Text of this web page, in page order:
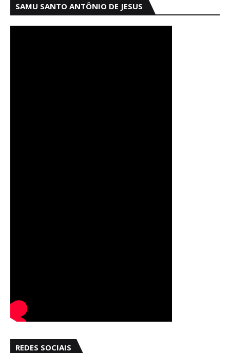
SAMU SANTO ANTÔNIO DE JESUS
REDES SOCIAIS